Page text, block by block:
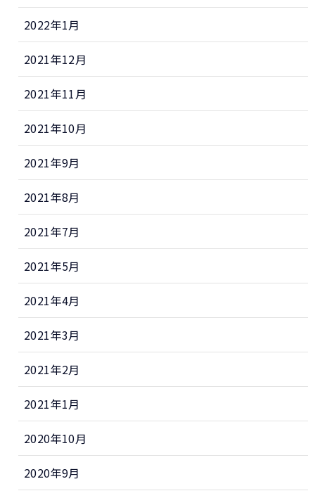
2022年1月
2021年12月
2021年11月
2021年10月
2021年9月
2021年8月
2021年7月
2021年5月
2021年4月
2021年3月
2021年2月
2021年1月
2020年10月
2020年9月